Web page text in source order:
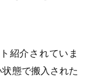
紹介されていま
態で搬入された